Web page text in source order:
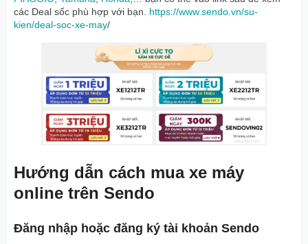
các Deal sốc phù hợp với bạn. https://www.sendo.vn/su-
kien/deal-soc-xe-may/
Hướng dẫn cách mua xe máy
online trên Sendo
Đăng nhập hoặc đăng ký tài khoản Sendo